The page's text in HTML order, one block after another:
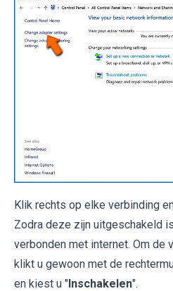
Klik rechts op elke verbinding
Zodra deze zijn uitgeschakeld
verbonden met internet. Om de
klikt u gewoon met de
en kiest u "Inschakelen".